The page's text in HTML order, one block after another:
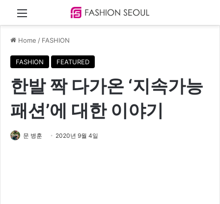
Menu
Home / FASHION
FASHION FEATURED
한발 짝 다가온 ‘지속가능
패션’에 대한 이야기
문 병훈 2020년 9월 4일